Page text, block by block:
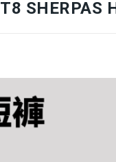
T8 SHERPAS